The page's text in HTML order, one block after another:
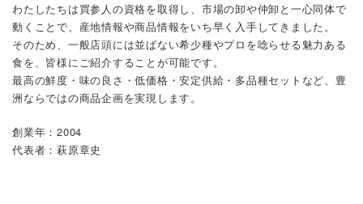
わたしたちは買参人の資格を取得し、市場の卸や仲卸と一心同体で
動くことで、産地情報や商品情報をいち早く入手してきました。
そのため、一般店頭には並ばない希少種やプロを唸らせる魅力ある
食を、皆様にご紹介することが可能です。
最高の鮮度・味の良さ・低価格・安定供給・多品種セットなど、豊
洲ならではの商品企画を実現します。
創業年：2004
代表者：萩原章史